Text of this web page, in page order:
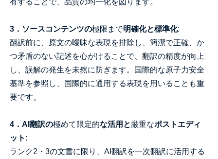
有することで、品質の均一化を図ります。
3．ソースコンテンツの極限まで明確化と標準化:
翻訳前に、原文の曖昧な表現を排除し、簡潔で正確、か
つ矛盾のない記述を心がけることで、翻訳の精度が向上
し、誤解の発生を未然に防ぎます。国際的な原子力安全
基準を参照し、国際的に通用する表現を用いることも重
要です。
4．AI翻訳の極めて限定的な活用と厳重なポストエディ
ット :
ランク2・3の文書に限り、AI翻訳を一次翻訳に活用する